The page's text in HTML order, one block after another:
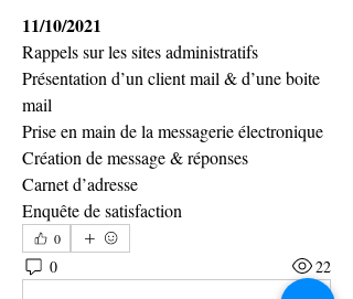
11/10/2021
Rappels sur les sites administratifs
Présentation d’un client mail & d’une boite
mail
Prise en main de la messagerie électronique
Création de message & réponses
Carnet d’adresse
Enquête de satisfaction
0
0 22